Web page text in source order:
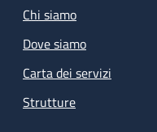
Chi siamo
Dove siamo
Carta dei servizi
Strutture